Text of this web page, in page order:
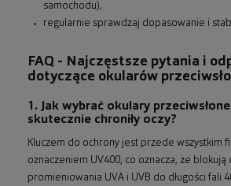
samochodu),
regularnie sprawdzaj dopasowanie i
FAQ - Najczęstsze pytania i
dotyczące okularów
1. Jak wybrać okulary
skutecznie chroniły oczy?
Kluczem do ochrony jest przede wszystkim
oznaczeniem UV400, co oznacza, że
promieniowania UVA i UVB do długości fali